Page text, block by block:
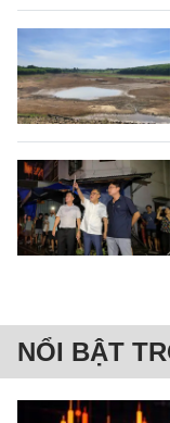
NỔI BẬT